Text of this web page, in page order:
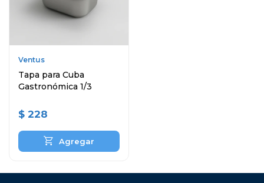
Ventus
Tapa para Cuba
Gastronómica 1/3
$ 228